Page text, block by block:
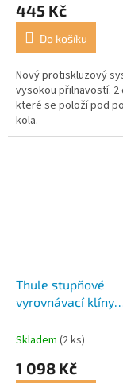
445 Kč
Do košíku
Nový protiskluzový
vysokou přilnavostí. 2
které se položí pod
kola.
Thule stupňové
vyrovnávací klíny
Skladem (2 ks)
1 098 Kč